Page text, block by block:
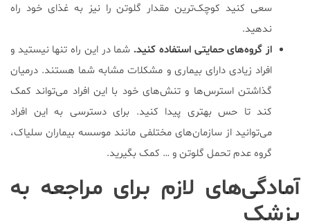
سعی کنید کوچک‌ترین مقدار گلوتن را نیز به غذای خود راه
ندهید.
از گروه‌های حمایتی استفاده کنید. شما در این راه تنها نیستید و
افراد زیادی دارای بیماری و مشکلات مشابه شما هستند. درمیان
گذاشتن استرس‌ها و تنش‌های خود با این افراد می‌تواند کمک
کند تا حس بهتری پیدا کنید. برای دسترسی به این افراد
می‌توانید از سازمان‌های مختلفی مانند موسسه بیماران سلیاک،
گروه عدم تحمل گلوتن و … کمک بگیرید.
آمادگی‌های لازم برای مراجعه به